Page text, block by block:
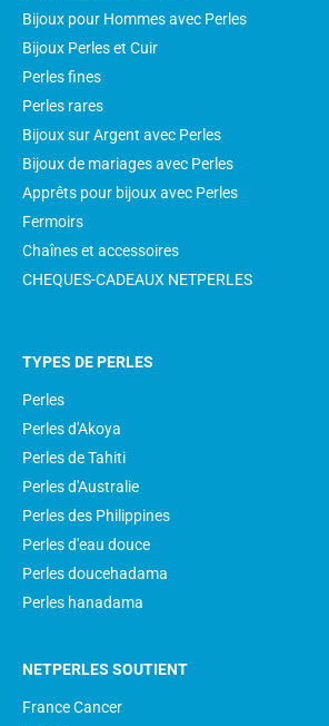
Bijoux pour Hommes avec Perles
Bijoux Perles et Cuir
Perles fines
Perles rares
Bijoux sur Argent avec Perles
Bijoux de mariages avec Perles
Apprêts pour bijoux avec Perles
Fermoirs
Chaînes et accessoires
CHEQUES-CADEAUX NETPERLES
TYPES DE PERLES
Perles
Perles d'Akoya
Perles de Tahiti
Perles d'Australie
Perles des Philippines
Perles d'eau douce
Perles doucehadama
Perles hanadama
NETPERLES SOUTIENT
France Cancer